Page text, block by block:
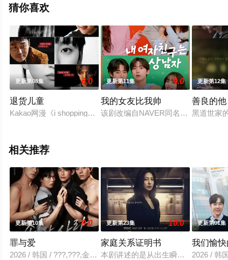
多相关信息可移步至豆瓣电视剧、电视猫或剧情网等平台
猜你喜欢
更新第08集 6.0
退货儿童
Kakao网漫《i shopping》确定改编成电视剧。原网漫以领养为
更新第11集 9.0
我的女友比我帅
该剧改编自NAVER同名网络漫画《
更新第12集
善良的他
黑道世家
相关推荐
更新第10集 9.0
罪与爱
2026 / 韩国 / ???,???,金贤叙,???
更新第23集 10.0
家庭关系证明书
本剧讲述的是从出生瞬间开始就被打
更新第91集
我们愉
2026 / 韩